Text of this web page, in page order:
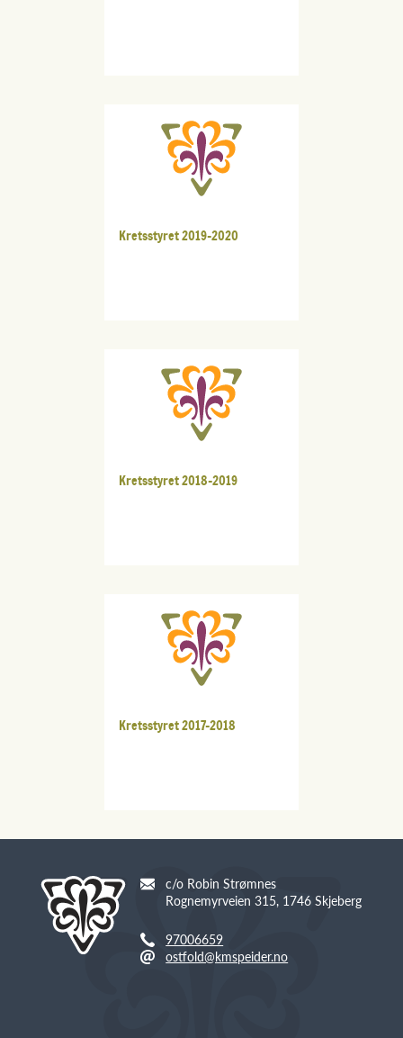
Kretsstyret 2019-2020
Kretsstyret 2018-2019
Kretsstyret 2017-2018
c/o Robin Strømnes
Rognemyrveien 315, 1746 Skjeberg
97006659
ostfold@kmspeider.no